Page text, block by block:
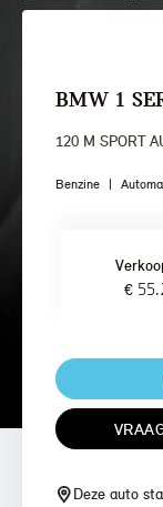
BMW 1
120 M SPORT
Benzine |
€
Deze auto